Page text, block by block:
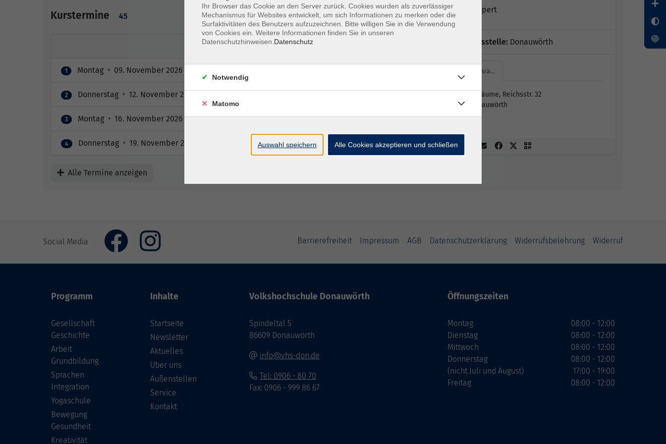
Kurstermine 45
Ort / Raum
1 Montag • 09. November 2026
2 Donnerstag • 12. November 2026
3 Montag • 16. November 2026 • 18:00 – 20:15 Uhr Raum 11
4 Donnerstag • 19. November 2026 18:00 – 20:15 Uhr Raum 11
Alle Termine anzeigen
Olga Geppert
Geschäftsstelle: Donauwörth
VHS-Kursrä…
VHS-Kursräume, Reichsstr. 32
86609 Donauwörth
Raum 11
Social Media Barrierefreiheit Impressum AGB Datenschutzerklärung Widerrufsbelehrung Widerruf
Programm
Gesellschaft
Geschichte
Arbeit
Grundbildung
Sprachen
Integration
Yogaschule
Bewegung
Gesundheit
Kreativität
Inhalte
Startseite
Newsletter
Aktuelles
Über uns
Außenstellen
Service
Kontakt
Volkshochschule Donauwörth
Spindeltal 5
86609 Donauwörth
info@vhs-don.de
Tel: 0906 - 80 70
Fax: 0906 - 999 86 67
Öffnungszeiten
Montag
Dienstag
Mittwoch
Donnerstag
(nicht Juli und August)
Freitag
08:00 - 12:00
08:00 - 12:00
08:00 - 12:00
08:00 - 12:00
17:00 - 19:00
08:00 - 12:00
Ihr Browser das Cookie an den Server zurück. Cookies wurden als zuverlässiger
Mechanismus für Websites entwickelt, um sich Informationen zu merken oder die
Surfaktivitäten des Benutzers aufzuzeichnen. Bitte willigen Sie in die Verwendung
von Cookies ein. Weitere Informationen finden Sie in unseren
Datenschutzhinweisen. Datenschutz
Notwendig
Matomo
Auswahl speichern Alle Cookies akzeptieren und schließen